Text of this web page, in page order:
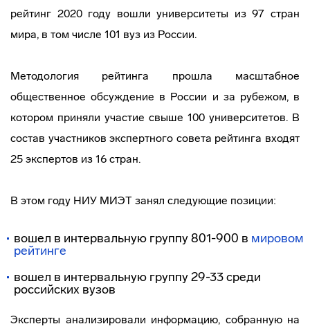
рейтинг 2020 году вошли университеты из 97 стран
мира, в том числе 101 вуз из России.
Методология рейтинга прошла масштабное
общественное обсуждение в России и за рубежом, в
котором приняли участие свыше 100 университетов. В
состав участников экспертного совета рейтинга входят
25 экспертов из 16 стран.
В этом году НИУ МИЭТ занял следующие позиции:
вошел в интервальную группу 801-900 в мировом
рейтинге
вошел в интервальную группу 29-33 среди
российских вузов
Эксперты анализировали информацию, собранную на